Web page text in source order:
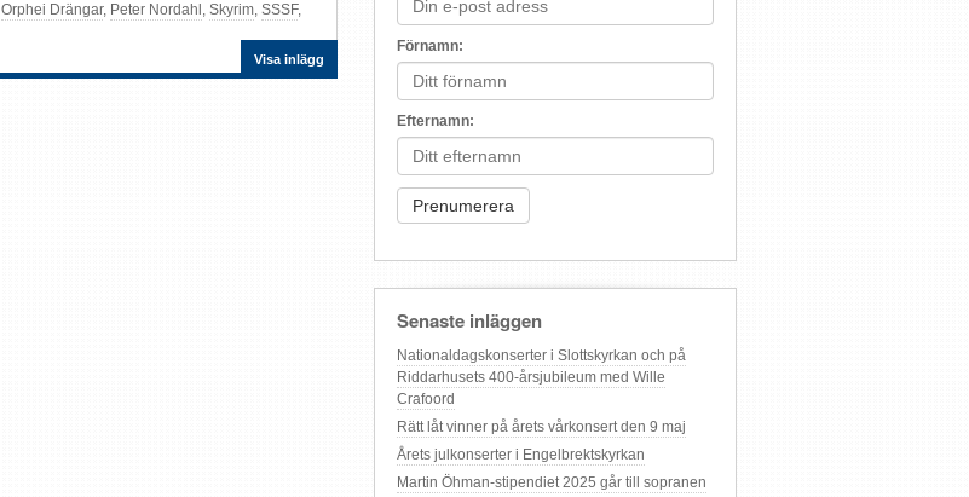
Visa inlägg
Orphei Drängar, Peter Nordahl , Skyrim, SSSF,
Förnamn:
Efternamn:
Senaste inläggen
Nationaldagskonserter i Slottskyrkan och på
Riddarhusets 400-årsjubileum med Wille
Crafoord
Rätt låt vinner på årets vårkonsert den 9 maj
Årets julkonserter i Engelbrektskyrkan
Martin Öhman-stipendiet 2025 går till sopranen